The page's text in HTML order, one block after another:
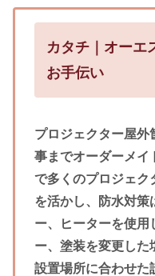
カタチ｜オーエ
お手伝い
プロジェクター屋外
事までオーダーメイ
で多くのプロジェク
を活かし、防水対策
ー、ヒーターを使用
ー、塗装を変更した
設置場所に合わせた